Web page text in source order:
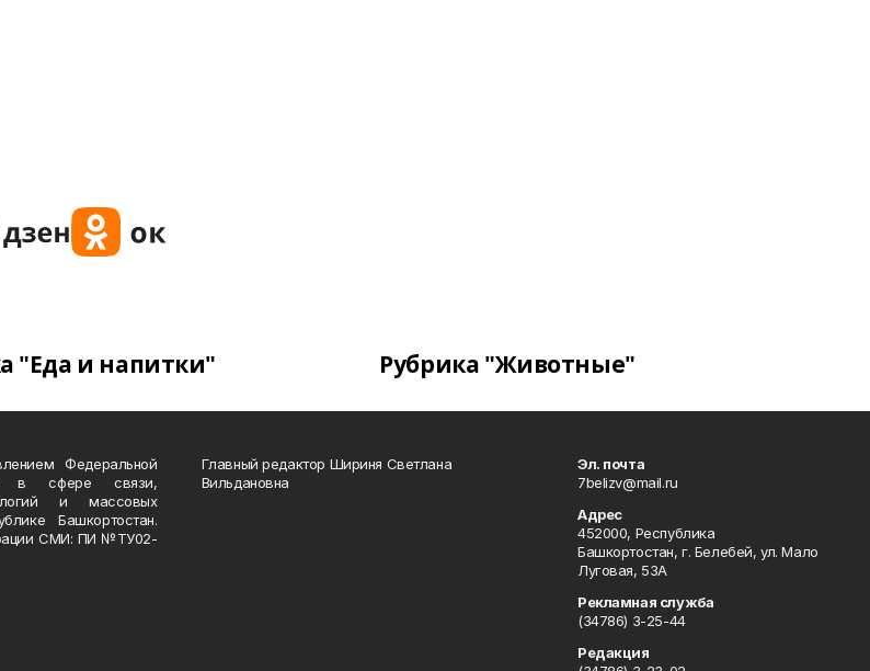
"Еда и напитки" Рубрика "Животные"
Федеральной
в сфере связи,
и массовых
Башкортостан.
СМИ: ПИ №ТУ02-
Главный редактор Шириня Светлана
Вильдановна
Эл. почта
7belizv@mail.ru
Адрес
452000, Республика
Башкортостан, г. Белебей, ул. Мало
Луговая, 53А
Рекламная служба
(34786) 3-25-44
Редакция